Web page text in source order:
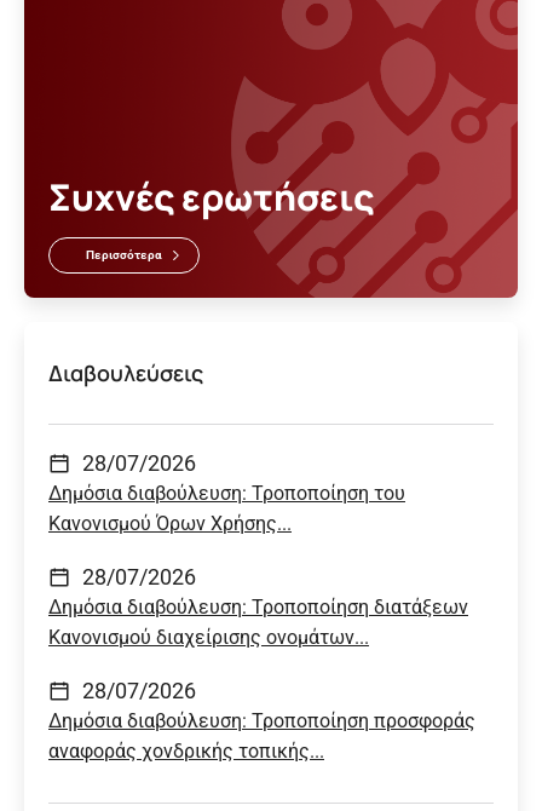
Συχνές ερωτήσεις
Περισσότερα
Διαβουλεύσεις
28/07/2026
Δημόσια διαβούλευση: Τροποποίηση του
Κανονισμού Όρων Χρήσης...
28/07/2026
Δημόσια διαβούλευση: Τροποποίηση διατάξεων
Κανονισμού διαχείρισης ονομάτων...
28/07/2026
Δημόσια διαβούλευση: Τροποποίηση προσφοράς
αναφοράς χονδρικής τοπικής...